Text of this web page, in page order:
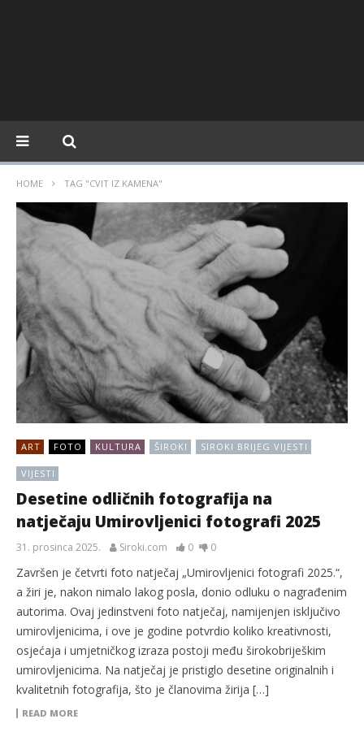
HOME TAG "CVIT IZ KAMENA"
ART FOTO KULTURA ŠIROKI SIROKI BRIJEG VIJESTI
VIJESTI
Desetine odličnih fotografija na
natječaju Umirovljenici fotografi 2025
31. prosinca 2025. Siroki.com 0 0
Završen je četvrti foto natječaj „Umirovljenici fotografi 2025.“,
a žiri je, nakon nimalo lakog posla, donio odluku o nagrađenim
autorima. Ovaj jedinstveni foto natječaj, namijenjen isključivo
umirovljenicima, i ove je godine potvrdio koliko kreativnosti,
osjećaja i umjetničkog izraza postoji među širokobriješkim
umirovljenicima. Na natječaj je pristiglo desetine originalnih i
kvalitetnih fotografija, što je članovima žirija […]
READ MORE